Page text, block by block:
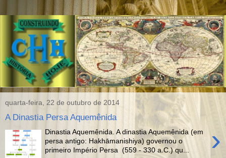
quarta-feira, 22 de outubro de 2014
A Dinastia Persa Aquemênida
›
Dinastia Aquemênida. A dinastia Aquemênida (em
persa antigo: Hakhāmanishiya) governou o
primeiro Império Persa (559 - 330 a.C.) qu...